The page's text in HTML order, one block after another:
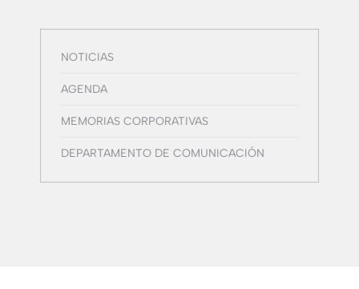
NOTICIAS
AGENDA
MEMORIAS CORPORATIVAS
DEPARTAMENTO DE COMUNICACIÓN